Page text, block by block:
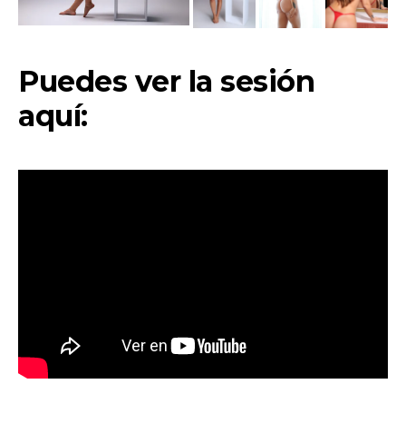
Puedes ver la sesión
aquí: